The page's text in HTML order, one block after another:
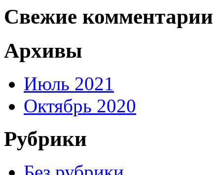
Свежие комментарии
Архивы
Июль 2021
Октябрь 2020
Рубрики